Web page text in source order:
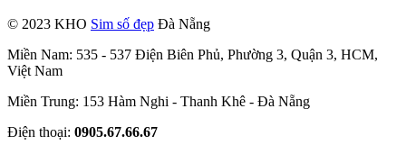
© 2023 KHO Sim số đẹp Đà Nẵng
Miền Nam: 535 - 537 Điện Biên Phủ, Phường 3, Quận 3, HCM,
Việt Nam
Miền Trung: 153 Hàm Nghi - Thanh Khê - Đà Nẵng
Điện thoại: 0905.67.66.67